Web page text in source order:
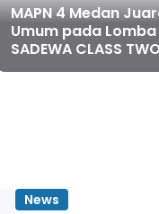
MAPN 4 Medan
Umum pada Lomba
SADEWA CLASS
2026
News